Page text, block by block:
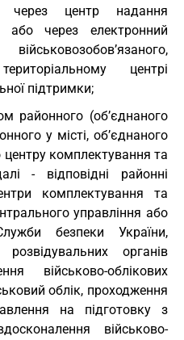
через центр надання
або через електронний
центрі
підтримки;
районного (об’єднаного
у місті, об’єднаного
центру комплектування та
- відповідні районні
комплектування та
управління або
безпеки України,
розвідувальних органів
військово-облікових
облік, проходження
на підготовку з
військово-